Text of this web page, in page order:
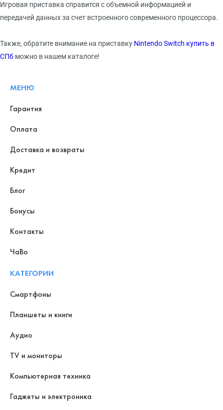
Игровая приставка справится с объемной информацией и
передачей данных за счет встроенного современного процессора.
Также, обратите внимание на приставку Nintendo Switch купить в
СПб можно в нашем каталоге!
МЕНЮ
Гарантия
Оплата
Доставка и возвраты
Кредит
Блог
Бонусы
Контакты
ЧаВо
КАТЕГОРИИ
Смартфоны
Планшеты и книги
Аудио
TV и мониторы
Компьютерная техника
Гаджеты и электроника